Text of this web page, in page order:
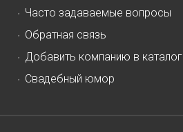
Часто задаваемые вопросы
Обратная связь
Добавить компанию в каталог
Свадебный юмор